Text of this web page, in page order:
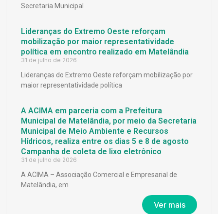
Secretaria Municipal
Lideranças do Extremo Oeste reforçam
mobilização por maior representatividade
política em encontro realizado em Matelândia
31 de julho de 2026
Lideranças do Extremo Oeste reforçam mobilização por
maior representatividade política
A ACIMA em parceria com a Prefeitura
Municipal de Matelândia, por meio da Secretaria
Municipal de Meio Ambiente e Recursos
Hídricos, realiza entre os dias 5 e 8 de agosto
Campanha de coleta de lixo eletrônico
31 de julho de 2026
A ACIMA – Associação Comercial e Empresarial de
Matelândia, em
Ver mais